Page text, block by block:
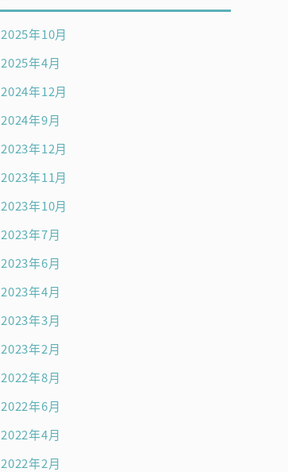
2025年10月
2025年4月
2024年12月
2024年9月
2023年12月
2023年11月
2023年10月
2023年7月
2023年6月
2023年4月
2023年3月
2023年2月
2022年8月
2022年6月
2022年4月
2022年2月